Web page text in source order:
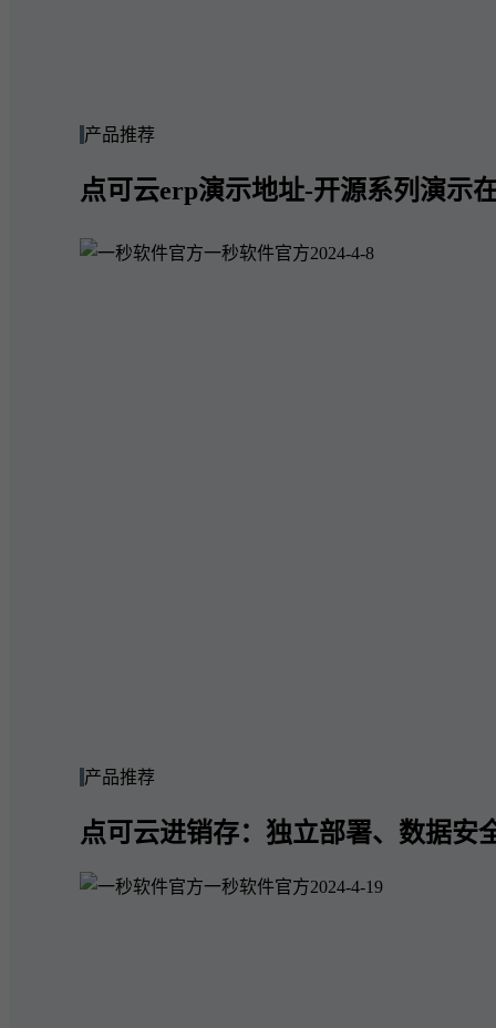
产品推荐
点可云erp演示地址-开源系列演示
一秒软件官方2024-4-8
产品推荐
点可云进销存：独立部署、数据安
一秒软件官方2024-4-19